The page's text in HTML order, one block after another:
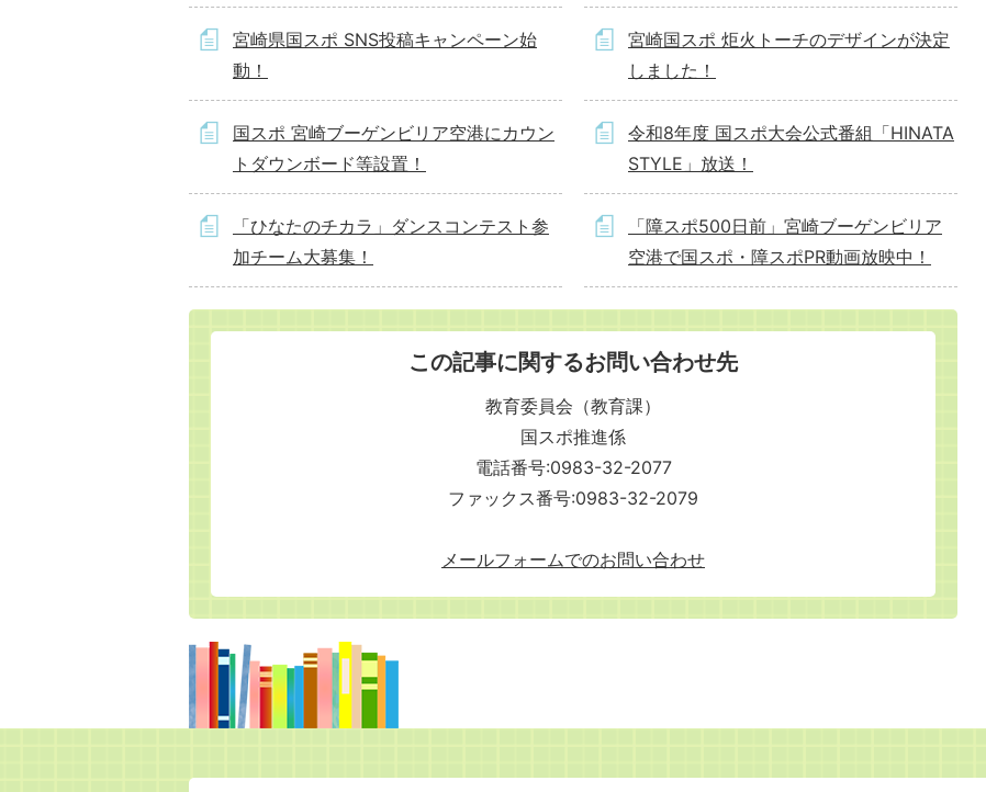
宮崎県国スポ SNS投稿キャンペーン始
動！
宮崎国スポ 炬火トーチのデザインが決定
しました！
国スポ 宮崎ブーゲンビリア空港にカウン
トダウンボード等設置！
令和8年度 国スポ大会公式番組「HINATA
STYLE」放送！
「ひなたのチカラ」ダンスコンテスト参
加チーム大募集！
「障スポ500日前」宮崎ブーゲンビリア
空港で国スポ・障スポPR動画放映中！
この記事に関するお問い合わせ先
教育委員会（教育課）
国スポ推進係
電話番号:0983-32-2077
ファックス番号:0983-32-2079
メールフォームでのお問い合わせ